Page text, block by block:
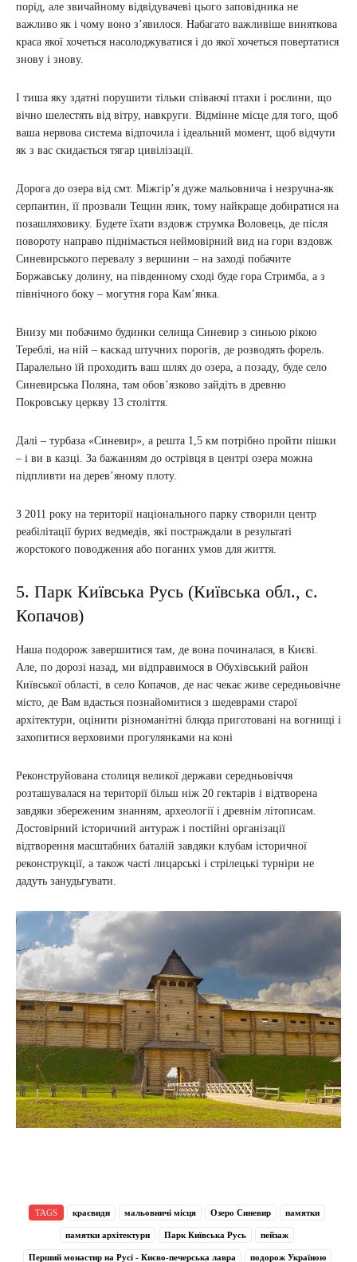
порід, але звичайному відвідувачеві цього заповідника не
важливо як і чому воно з’явилося. Набагато важливіше виняткова
краса якої хочеться насолоджуватися і до якої хочеться повертатися
знову і знову.
І тиша яку здатні порушити тільки співаючі птахи і рослини, що
вічно шелестять від вітру, навкруги. Відмінне місце для того, щоб
ваша нервова система відпочила і ідеальний момент, щоб відчути
як з вас скидається тягар цивілізації.
Дорога до озера від смт. Міжгір’я дуже мальовнича і незручна-як
серпантин, її прозвали Тещин язик, тому найкраще добиратися на
позашляховику. Будете їхати вздовж струмка Воловець, де після
повороту направо піднімається неймовірний вид на гори вздовж
Синевирського перевалу з вершини – на заході побачите
Боржавську долину, на південному сході буде гора Стримба, а з
північного боку – могутня гора Кам’янка.
Внизу ми побачимо будинки селища Синевир з синьою рікою
Тереблі, на ній – каскад штучних порогів, де розводять форель.
Паралельно їй проходить ваш шлях до озера, а позаду, буде село
Синевирська Поляна, там обов’язково зайдіть в древню
Покровську церкву 13 століття.
Далі – турбаза «Синевир», а решта 1,5 км потрібно пройти пішки
– і ви в казці. За бажанням до острівця в центрі озера можна
підпливти на дерев’яному плоту.
З 2011 року на території національного парку створили центр
реабілітації бурих ведмедів, які постраждали в результаті
жорстокого поводження або поганих умов для життя.
5. Парк Київська Русь (Київська обл., с.
Копачов)
Наша подорож завершитися там, де вона починалася, в Києві.
Але, по дорозі назад, ми відправимося в Обухівський район
Київської області, в село Копачов, де нас чекає живе середньовічне
місто, де Вам вдасться познайомитися з шедеврами старої
архітектури, оцінити різноманітні блюда приготовані на вогнищі і
захопитися верховими прогулянками на коні
Реконструйована столиця великої держави середньовіччя
розташувалася на території більш ніж 20 гектарів і відтворена
завдяки збереженим знанням, археології і древнім літописам.
Достовірний історичний антураж і постійні організації
відтворення масштабних баталій завдяки клубам історичної
реконструкції, а також часті лицарські і стрілецькі турніри не
дадуть занудьгувати.
TAGS краєвиди мальовничі місця Озеро Синевир памятки
памятки архітектури Парк Київська Русь пейзаж
Перший монастир на Русі - Києво-печерська лавра подорож Україною